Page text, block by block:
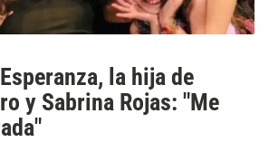
la hija de
y Sabrina Rojas: "Me